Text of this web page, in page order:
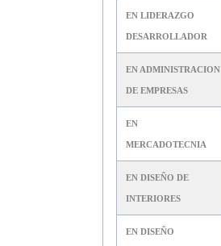
EN LIDERAZGO
DESARROLLADOR
EN ADMINISTRACION
DE EMPRESAS
EN
MERCADOTECNIA
EN DISEÑO DE
INTERIORES
EN DISEÑO